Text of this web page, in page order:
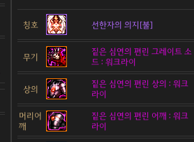
칭호 선한자의 의지[불]
무기
짙은 심연의 편린 그레이트 소
드 : 워크라이
상의
짙은 심연의 편린 상의 : 워크
라이
머리어
깨
짙은 심연의 편린 어깨 : 워크
라이